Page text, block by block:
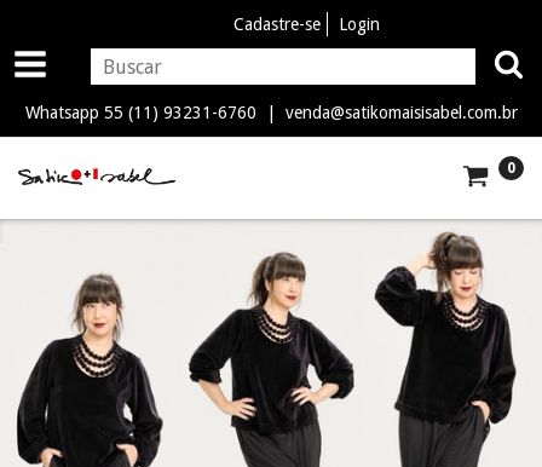
Cadastre-se Login
Whatsapp 55 (11) 93231-6760 | venda@satikomaisisabel.com.br
0